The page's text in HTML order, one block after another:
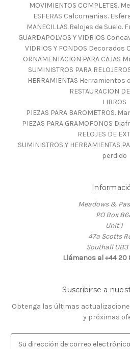
MOVIMIENTOS COMPLETES.
ESFERAS Calcomanias.
MANECILLAS Relojes de
GUARDAPOLVOS Y VIDRIOS
VIDRIOS Y FONDOS
ORNAMENTACION PARA CAJAS
SUMINISTROS PARA
HERRAMIENTAS
RESTAURACION
LIBROS
PIEZAS PARA BAROMETROS.
PIEZAS PARA GRAMOFONOS
RELOJES DE
SUMINISTROS Y HERRAMIENTAS
perdido
Meadows &
PO Box
Unit 1
47a Scotts
Southall UB3
Llámanos al +44
Suscribirse a
Obtenga las últimas
y próximas